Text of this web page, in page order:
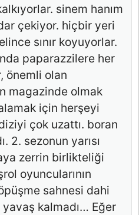
sinem hanım
çekiyor. hiçbir yeri
sınır koyuyorlar.
paparazzilere her
önemli olan
magazinde olmak
için herşeyi
çok uzattı. boran
2. sezonun yarısı
zerrin birlikteliği
oyuncularının
sahnesi dahi
kalmadı… Eğer